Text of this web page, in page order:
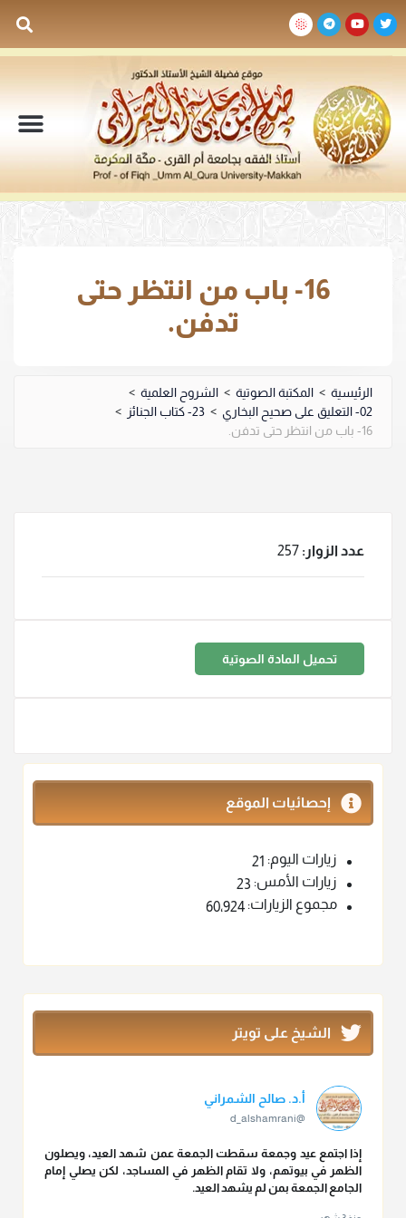
16- باب من انتظر حتى
تدفن.
الرئيسية > المكتبة الصوتية > الشروح العلمية >
02- التعليق على صحيح البخاري
> 23- كتاب الجنائز
>
16- باب من انتظر حتى تدفن.
عدد الزوار: 257
تحميل المادة الصوتية
إحصائيات الموقع
زيارات اليوم: 21
زيارات الأمس: 23
مجموع الزيارات: 60٬924
الشيخ على تويتر
أ.د. صالح الشمراني
@d_alshamrani
إذا اجتمع عيد وجمعة سقطت الجمعة عمن شهد العيد، ويصلون
الظهر في بيوتهم، ولا تقام الظهر في المساجد، لكن يصلي إمام
الجامع الجمعة بمن لم يشهد العيد.